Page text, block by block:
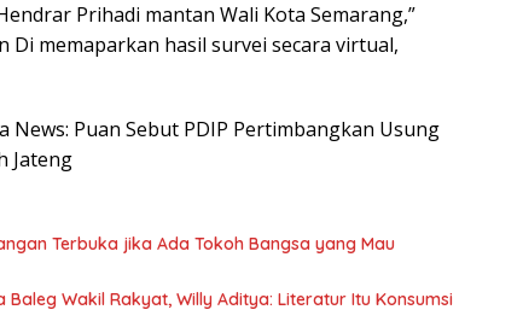
Prihadi mantan Wali Kota Semarang,”
Di memaparkan hasil survei secara virtual,
News: Puan Sebut PDIP Pertimbangkan Usung
Jateng
Terbuka jika Ada Tokoh Bangsa yang Mau
Baleg Wakil Rakyat, Willy Aditya: Literatur Itu Konsumsi